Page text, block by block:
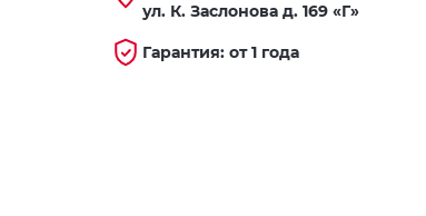
ул. К. Заслонова д. 169 «Г»
Гарантия: от 1 года